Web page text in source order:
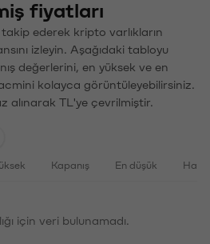
fiyatları
ederek kripto varlıkların
izleyin. Aşağıdaki tabloyu
değerlerini, en yüksek ve en
kolayca görüntüleyebilirsiniz.
alınarak TL'ye çevrilmiştir.
Kapanış En düşük
için veri bulunamadı.